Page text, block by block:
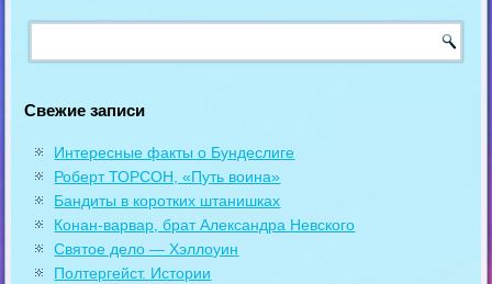
Свежие записи
Интересные факты о Бундеслиге
Роберт ТОРСОН, «Путь воина»
Бандиты в коротких штанишках
Конан-варвар, брат Александра Невского
Святое дело — Хэллоуин
Полтергейст. Истории